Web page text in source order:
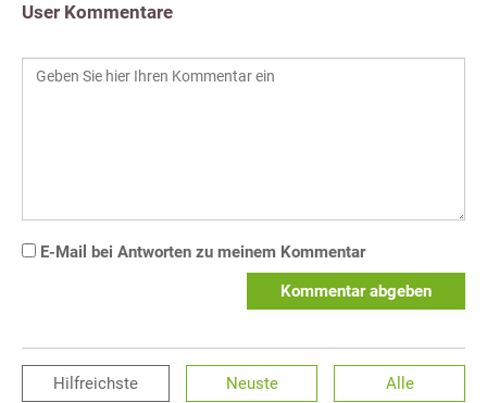
User Kommentare
E-Mail bei Antworten zu meinem Kommentar
Kommentar abgeben
Hilfreichste Neuste Alle